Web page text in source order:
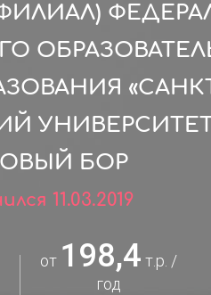
БОР
11.03.2019
от 198,4 т.р. /
год